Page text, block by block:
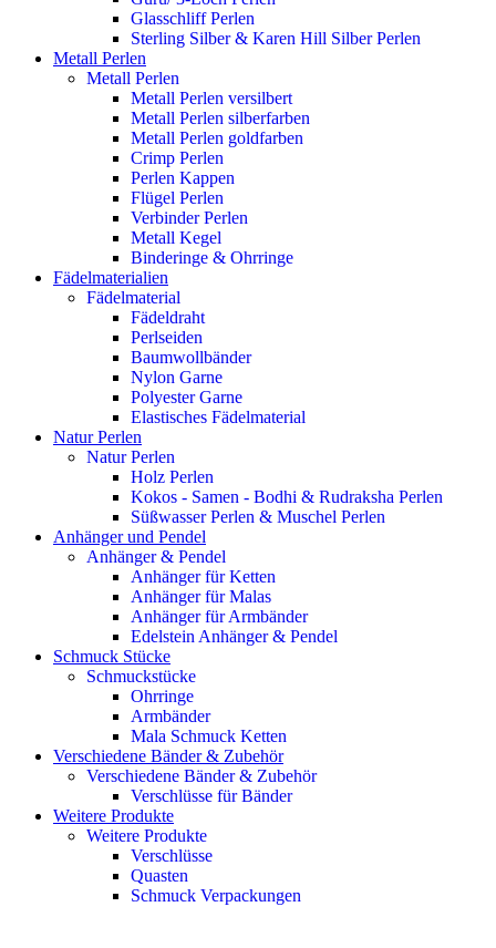
Glasschliff Perlen
Sterling Silber & Karen Hill Silber Perlen
Metall Perlen
Metall Perlen
Metall Perlen versilbert
Metall Perlen silberfarben
Metall Perlen goldfarben
Crimp Perlen
Perlen Kappen
Flügel Perlen
Verbinder Perlen
Metall Kegel
Binderinge & Ohrringe
Fädelmaterialien
Fädelmaterial
Fädeldraht
Perlseiden
Baumwollbänder
Nylon Garne
Polyester Garne
Elastisches Fädelmaterial
Natur Perlen
Natur Perlen
Holz Perlen
Kokos - Samen - Bodhi & Rudraksha Perlen
Süßwasser Perlen & Muschel Perlen
Anhänger und Pendel
Anhänger & Pendel
Anhänger für Ketten
Anhänger für Malas
Anhänger für Armbänder
Edelstein Anhänger & Pendel
Schmuck Stücke
Schmuckstücke
Ohrringe
Armbänder
Mala Schmuck Ketten
Verschiedene Bänder & Zubehör
Verschiedene Bänder & Zubehör
Verschlüsse für Bänder
Weitere Produkte
Weitere Produkte
Verschlüsse
Quasten
Schmuck Verpackungen